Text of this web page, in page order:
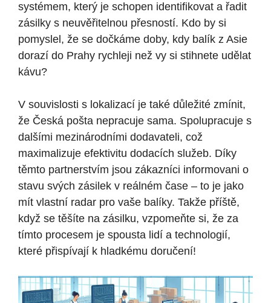
systémem, který je schopen identifikovat a řadit
zásilky s neuvěřitelnou přesností. Kdo by si
pomyslel, že se dočkáme doby, kdy balík z Asie
dorazí do Prahy rychleji než vy si stihnete udělat
kávu?
V souvislosti s lokalizací je také důležité zmínit,
že Česká pošta nepracuje sama. Spolupracuje s
dalšími mezinárodními dodavateli, což
maximalizuje efektivitu dodacích služeb. Díky
těmto partnerstvím jsou zákazníci informovani o
stavu svých zásilek v reálném čase – to je jako
mít vlastní radar pro vaše balíky. Takže příště,
když se těšíte na zásilku, vzpomeňte si, že za
tímto procesem je spousta lidí a technologií,
které přispívají k hladkému doručení!